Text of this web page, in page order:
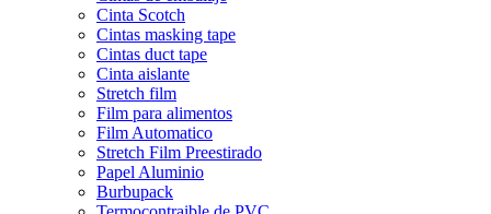
Cinta Scotch
Cintas masking tape
Cintas duct tape
Cinta aislante
Stretch film
Film para alimentos
Film Automatico
Stretch Film Preestirado
Papel Aluminio
Burbupack